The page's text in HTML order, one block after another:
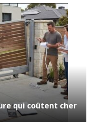
qui coûtent cher